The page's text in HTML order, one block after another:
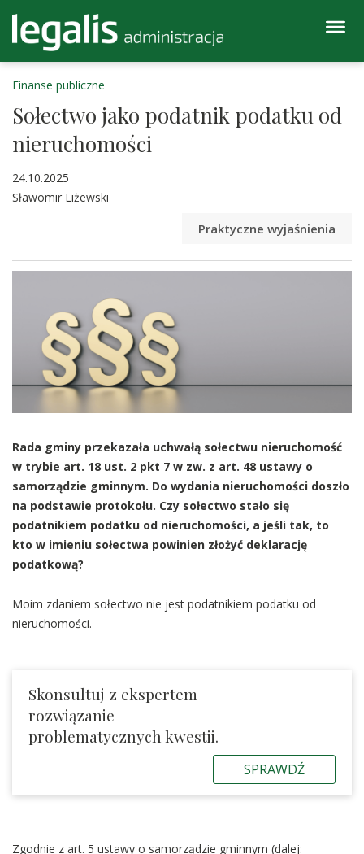
Finanse publiczne
Sołectwo jako podatnik podatku od
nieruchomości
24.10.2025
Sławomir Liżewski
Praktyczne wyjaśnienia
Rada gminy przekazała uchwałą sołectwu nieruchomość
w trybie art. 18 ust. 2 pkt 7 w zw. z art. 48 ustawy o
samorządzie gminnym. Do wydania nieruchomości doszło
na podstawie protokołu. Czy sołectwo stało się
podatnikiem podatku od nieruchomości, a jeśli tak, to
kto w imieniu sołectwa powinien złożyć deklarację
podatkową?
Moim zdaniem sołectwo nie jest podatnikiem podatku od
nieruchomości.
Skonsultuj z ekspertem
rozwiązanie
problematycznych kwestii.
SPRAWDŹ
Zgodnie z art. 5 ustawy o samorządzie gminnym (dalej: